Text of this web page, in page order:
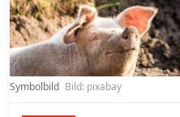
Symbolbild Bild: pixabay